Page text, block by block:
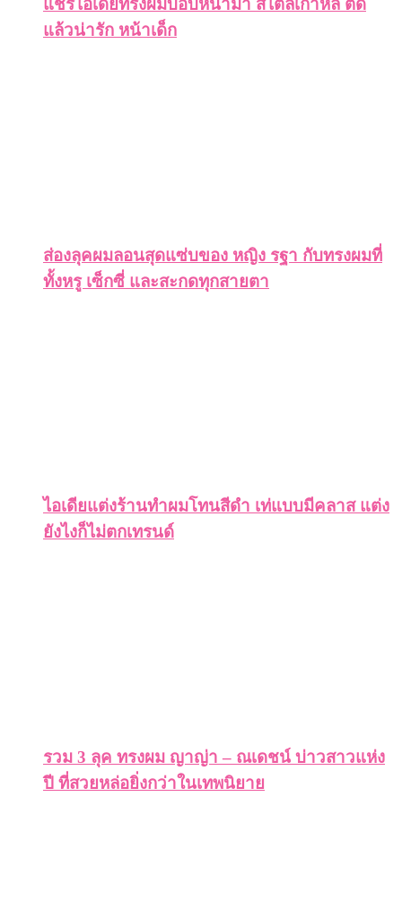
แชร์ไอเดียทรงผมบ๊อบหน้าม้า สไตล์เกาหลี ตัด
แล้วน่ารัก หน้าเด็ก
ส่องลุคผมลอนสุดแซ่บของ หญิง รฐา กับทรงผมที่
ทั้งหรู เซ็กซี่ และสะกดทุกสายตา
ไอเดียแต่งร้านทำผมโทนสีดำ เท่แบบมีคลาส แต่ง
ยังไงก็ไม่ตกเทรนด์
รวม 3 ลุค ทรงผม ญาญ่า – ณเดชน์ บ่าวสาวแห่ง
ปี ที่สวยหล่อยิ่งกว่าในเทพนิยาย